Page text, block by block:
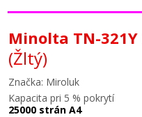
Minolta TN-321Y
(Žltý)
Značka: Miroluk
Kapacita pri 5 % pokrytí
25000 strán A4